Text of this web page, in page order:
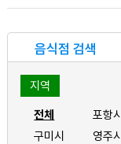
음식점 검색
지역
전체 포항시
구미시
영주시